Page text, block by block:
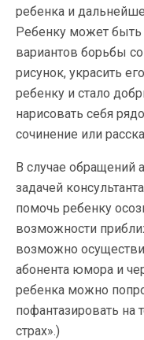
ребенка и
Ребенку может
вариантов борьбы
рисунок, украсить
ребенку и стало
нарисовать себя
сочинение или
В случае обращений
задачей
помочь ребенку
возможности
возможно
абонента юмора и
ребенка можно
пофантазировать на
страх».)